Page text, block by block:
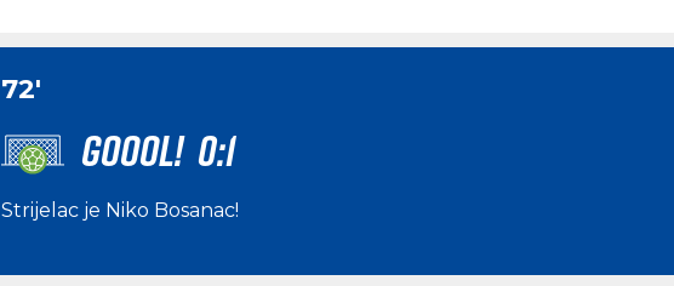
72'
GOOOL! 0:1
Strijelac je Niko Bosanac!